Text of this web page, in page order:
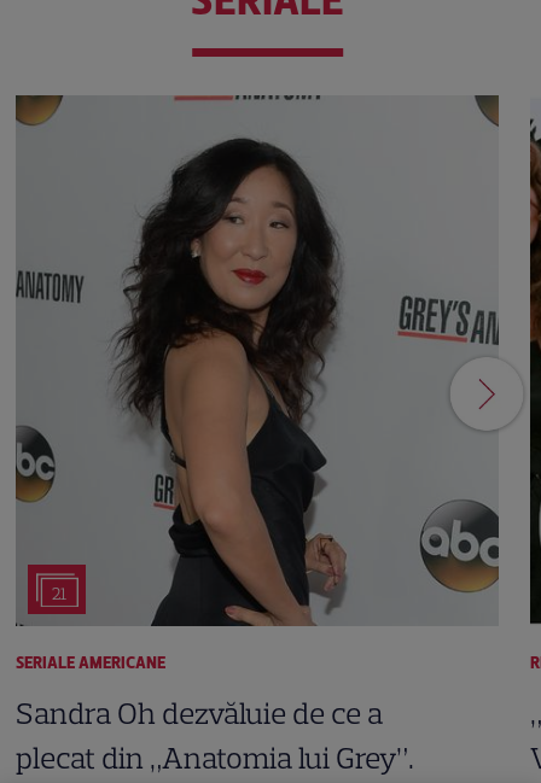
21
SERIALE AMERICANE
Sandra Oh dezvăluie de ce a
plecat din „Anatomia lui Grey”.